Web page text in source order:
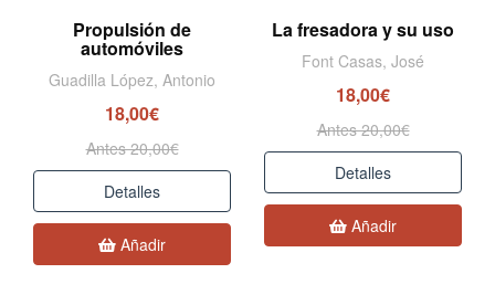
Propulsión de
automóviles
Guadilla López, Antonio
18,00€
Antes 20,00€
Detalles
Añadir
La fresadora y su uso
Font Casas, José
18,00€
Antes 20,00€
Detalles
Añadir